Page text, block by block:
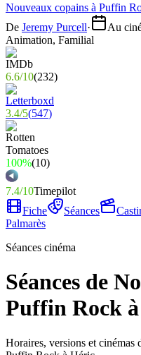
Nouveaux copains à Puffin
De Jeremy Purcell· Au
Animation, Familial
6.6/10(232)
3.4/5(547)
100%(10)
7.4/10Timepilot
Fiche
Séances
Palmarès
Séances cinéma
Séances de
Puffin Rock
Horaires, versions et cinémas